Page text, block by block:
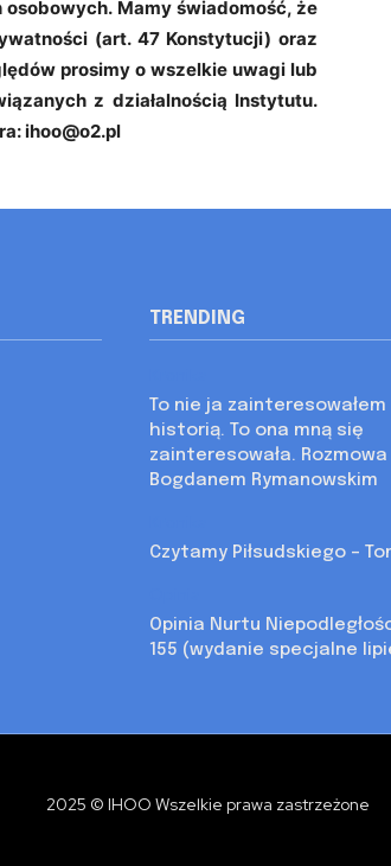
Mamy świadomość, że
(art. 47 Konstytucji) oraz
prosimy o wszelkie uwagi lub
z działalnością Instytutu.
ihoo@o2.pl
TRENDING
To nie ja zainteresowałem
historią. To ona mną się
zainteresowała. Rozmowa
Bogdanem Rymanowskim
Czytamy Piłsudskiego –
Opinia Nurtu
155 (wydanie specjalne
2025 © IHOO Wszelkie prawa zastrzeżone